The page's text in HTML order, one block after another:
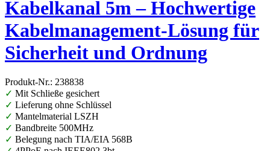
Kabelkanal 5m – Hochwertige
Kabelmanagement-Lösung für
Sicherheit und Ordnung
Produkt-Nr.: 238838
✓ Mit Schließe gesichert
✓ Lieferung ohne Schlüssel
✓ Mantelmaterial LSZH
✓ Bandbreite 500MHz
✓ Belegung nach TIA/EIA 568B